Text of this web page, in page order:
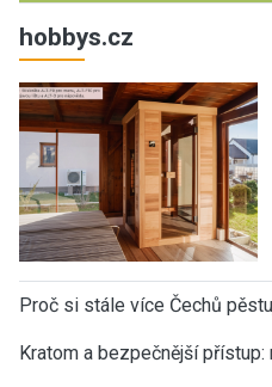
hobbys.cz
Proč si stále více Čechů
Kratom a bezpečnější